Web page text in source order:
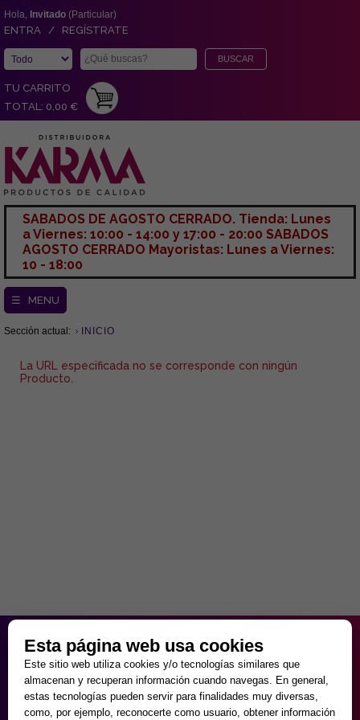
Hola, Invitado (Particular)
ENTRA / REGÍSTRATE
TU CARRITO
TOTAL: 0,00 €
SABADOS DE AGOSTO CERRADO. Tienda: Lunes
a Viernes: 10:00 - 14:00 y 17:00 - 20:00 SABADOS
AGOSTO CERRADO Mayoristas: Lunes a Viernes:
10 - 18:00
☰ MENU
Sección actual: INICIO
La URL especificada no se corresponde con ningún
Producto.
de Lunes a Viernes
9:30 - 20:00
Sábados
10:00 - 14:00 y 17:00 - 20:00
Domingos cerrado.
Esta página web usa cookies
Este sitio web utiliza cookies y/o tecnologías similares que
almacenan y recuperan información cuando navegas. En general,
estas tecnologías pueden servir para finalidades muy diversas,
como, por ejemplo, reconocerte como usuario, obtener información